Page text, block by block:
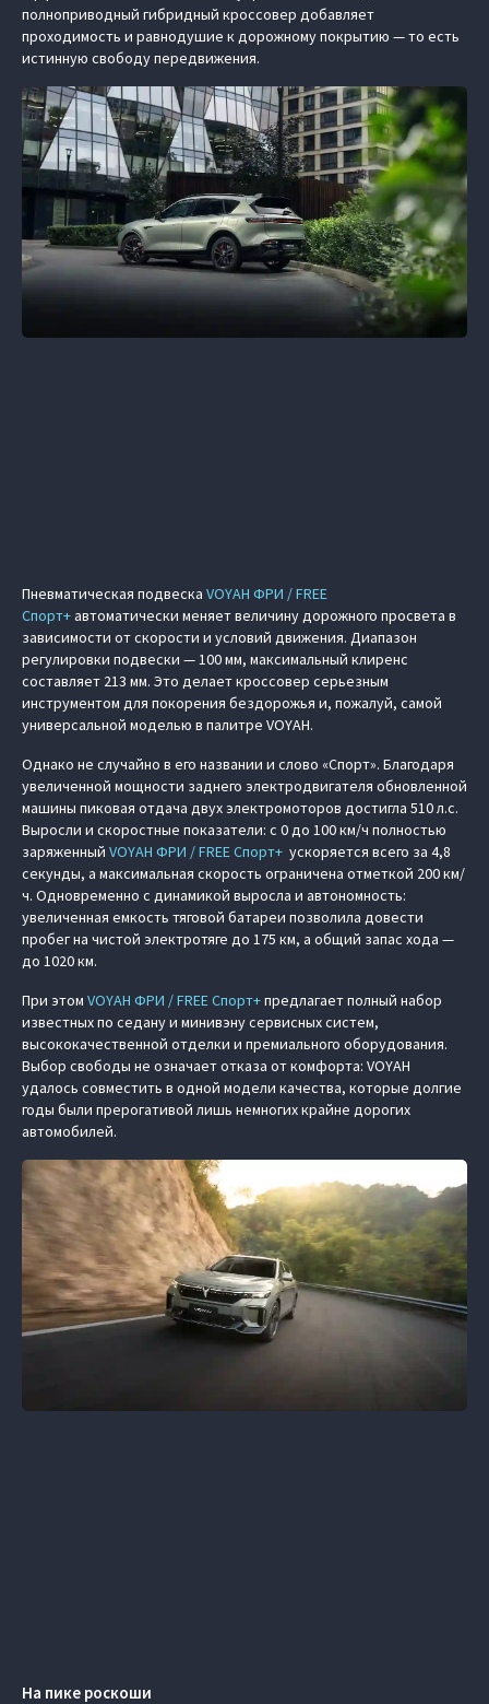
полноприводный гибридный кроссовер добавляет
проходимость и равнодушие к дорожному покрытию — то есть
истинную свободу передвижения.
Пневматическая подвеска VOYAH ФРИ / FREE
Спорт+автоматически меняет величину дорожного просвета в
зависимости от скорости и условий движения. Диапазон
регулировки подвески — 100 мм, максимальный клиренс
составляет 213 мм. Это делает кроссовер серьезным
инструментом для покорения бездорожья и, пожалуй, самой
универсальной моделью в палитре VOYAH.
Однако не случайно в его названии и слово «Спорт». Благодаря
увеличенной мощности заднего электродвигателя обновленной
машины пиковая отдача двух электромоторов достигла 510 л.с.
Выросли и скоростные показатели: с 0 до 100 км/ч полностью
заряженный VOYAH ФРИ / FREE Спорт+ ускоряется всего за 4,8
секунды, а максимальная скорость ограничена отметкой 200 км/
ч. Одновременно с динамикой выросла и автономность:
увеличенная емкость тяговой батареи позволила довести
пробег на чистой электротяге до 175 км, а общий запас хода —
до 1020 км.
При этом VOYAH ФРИ / FREE Спорт+предлагает полный набор
известных по седану и минивэну сервисных систем,
высококачественной отделки и премиального оборудования.
Выбор свободы не означает отказа от комфорта: VOYAH
удалось совместить в одной модели качества, которые долгие
годы были прерогативой лишь немногих крайне дорогих
автомобилей.
На пике роскоши